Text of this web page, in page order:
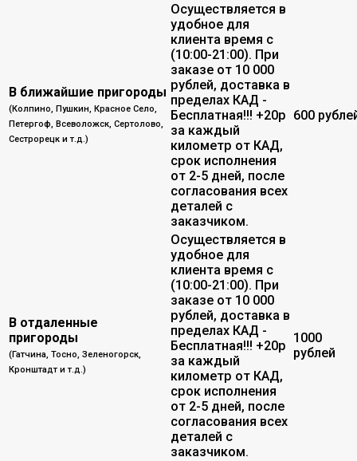
В ближайшие пригороды
(Колпино, Пушкин, Красное Село,
Петергоф, Всеволожск, Сертолово,
Сестрорецк и т.д.)
Осуществляется в
удобное для
клиента время с
(10:00-21:00). При
заказе от 10 000
рублей, доставка в
пределах КАД -
Бесплатная!!! +20р
за каждый
километр от КАД,
срок исполнения
от 2-5 дней, после
согласования всех
деталей с
заказчиком.
600
В отдаленные
пригороды
(Гатчина, Тосно, Зеленогорск,
Кронштадт и т.д.)
Осуществляется в
удобное для
клиента время с
(10:00-21:00). При
заказе от 10 000
рублей, доставка в
пределах КАД -
Бесплатная!!! +20р
за каждый
километр от КАД,
срок исполнения
от 2-5 дней, после
согласования всех
деталей с
заказчиком.
1000
рублей